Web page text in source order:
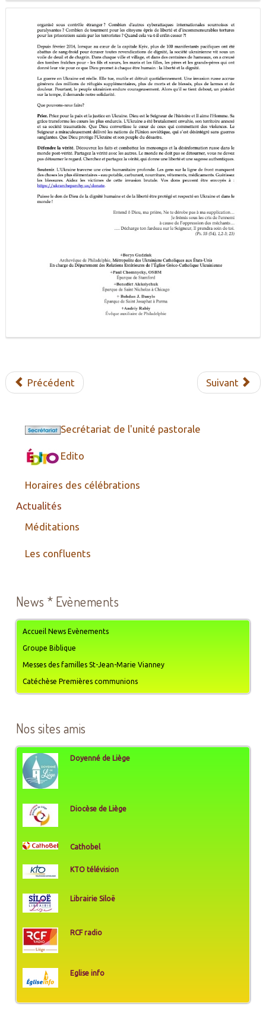
Précédent Suivant
Secrétariat de l'unité pastorale
Edito
Horaires des célébrations
Actualités
Méditations
Les confluents
News * Evènements
Accueil News Evènements
Groupe Biblique
Messes des familles St-Jean-Marie Vianney
Catéchèse Premières communions
Nos sites amis
Doyenné de Liège
Diocèse de Liège
Cathobel
KTO télévision
Librairie Siloë
RCF radio
Eglise info